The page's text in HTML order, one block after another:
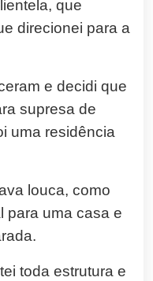
que
direcionei para a
e decidi que
supresa de
uma residência
louca, como
para uma casa e
toda estrutura e